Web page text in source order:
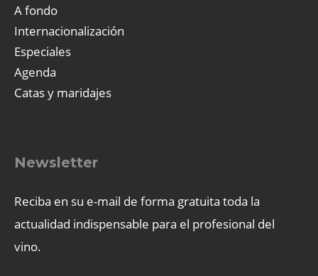
A fondo
Internacionalización
Especiales
Agenda
Catas y maridajes
Newsletter
Reciba en su e-mail de forma gratuita toda la
actualidad indispensable para el profesional del
vino.